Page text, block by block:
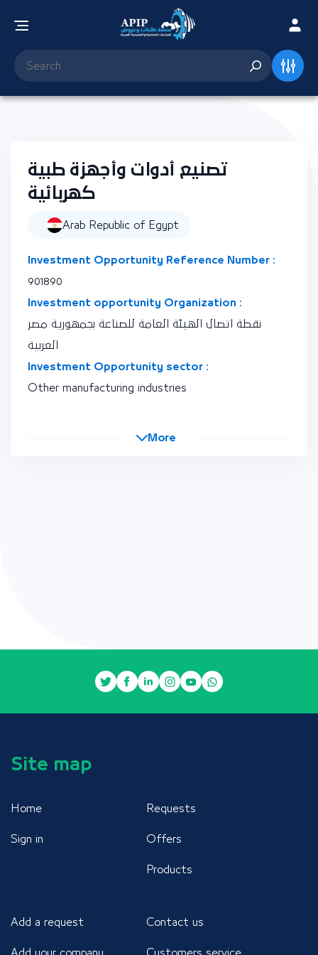
تصنيع أدوات وأجهزة طبية
كهربائية
Arab Republic of Egypt
Investment Opportunity Reference Number :
901890
Investment opportunity Organization :
نقطة اتصال الهيئة العامة للصناعة بجمهورية مصر
العربية
Investment Opportunity sector :
Other manufacturing industries
More
Site map
Home
Sign in
Requests
Offers
Products
Add a request
Add your company
Contact us
Customers service